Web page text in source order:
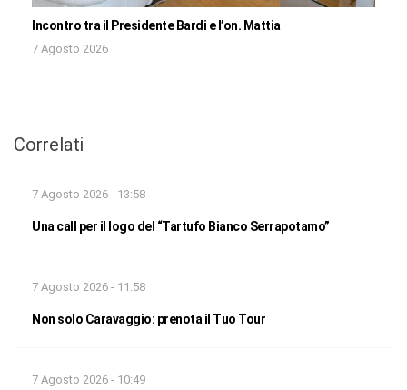
Incontro tra il Presidente Bardi e l’on. Mattia
7 Agosto 2026
Correlati
7 Agosto 2026 - 13:58
Una call per il logo del “Tartufo Bianco Serrapotamo”
7 Agosto 2026 - 11:58
Non solo Caravaggio: prenota il Tuo Tour
7 Agosto 2026 - 10:49